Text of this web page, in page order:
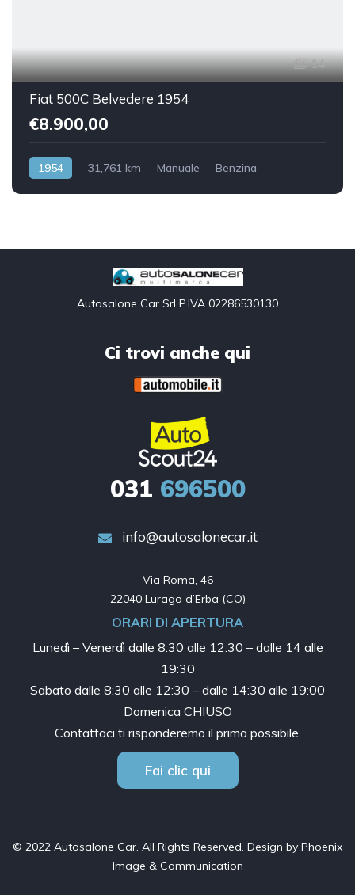
14
Fiat 500C Belvedere 1954
€8.900,00
1954 31,761 km Manuale
Benzina
Autosalone Car Srl P.IVA 02286530130
Ci trovi anche qui
031 696500
info@autosalonecar.it
Via Roma, 46
22040 Lurago d’Erba (CO)
ORARI DI APERTURA
Lunedì – Venerdì dalle 8:30 alle 12:30 – dalle 14 alle
19:30
Sabato dalle 8:30 alle 12:30 – dalle 14:30 alle 19:00
Domenica CHIUSO
Contattaci ti risponderemo il prima possibile.
Fai clic qui
© 2022 Autosalone Car. All Rights Reserved. Design by Phoenix
Image & Communication